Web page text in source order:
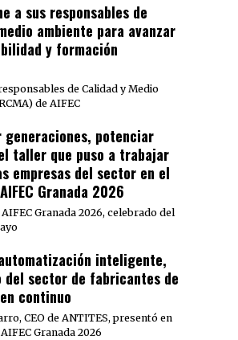
a sus responsables de
ambiente para avanzar
y formación
de Calidad y Medio
de AIFEC
generaciones, potenciar
taller que puso a trabajar
empresas del sector en el
Granada 2026
Granada 2026, celebrado del
inteligente,
del sector de fabricantes de
continuo
CEO de ANTITES, presentó en
Granada 2026